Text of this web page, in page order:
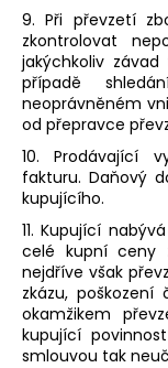
9. Při převzetí
zkontrolovat
jakýchkoliv
případě
neoprávněném
od přepravce
10. Prodávající
fakturu. Daňový
kupujícího.
11. Kupující
celé kupní ceny
nejdříve však
zkázu,
okamžikem
kupující
smlouvou tak